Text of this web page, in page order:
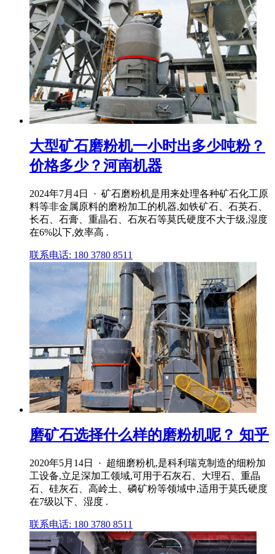
大型矿石磨粉机一小时出多少吨粉？
价格多少？河南机器
2024年7月4日 · 矿石磨粉机是用来处理各种矿石化工原
料等非金属原料的磨粉加工的机器,如铁矿石、石英石、
长石、石膏、重晶石、石灰石等莫氏硬度不大于级,湿度
在6%以下,效率高 .
联系电话: 180 3780 8511
磨矿石选择什么样的磨粉机呢？ 知乎
2020年5月14日 · 超细磨粉机,是科利瑞克制造的细粉加
工设备,立足深加工领域,可用于石灰石、大理石、重晶
石、硅灰石、高岭土、磷矿粉等领域中,适用于莫氏硬度
在7级以下、湿度 .
联系电话: 180 3780 8511